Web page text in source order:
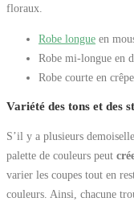
floraux.
Robe longue en
Robe mi-longue en
Robe courte en
Variété des tons et des
S’il y a plusieurs
palette de couleurs peut
varier les coupes tout en
couleurs. Ainsi, chacune